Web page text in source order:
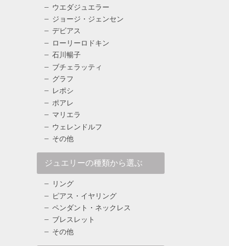
ウエダジュエラー
ジョージ・ジェンセン
デビアス
ローリーロドキン
石川暢子
ブチェラッティ
グラフ
レポシ
ポアレ
マリエラ
ウェレンドルフ
その他
ジュエリーの種類から選ぶ
リング
ピアス・イヤリング
ペンダント・ネックレス
ブレスレット
その他